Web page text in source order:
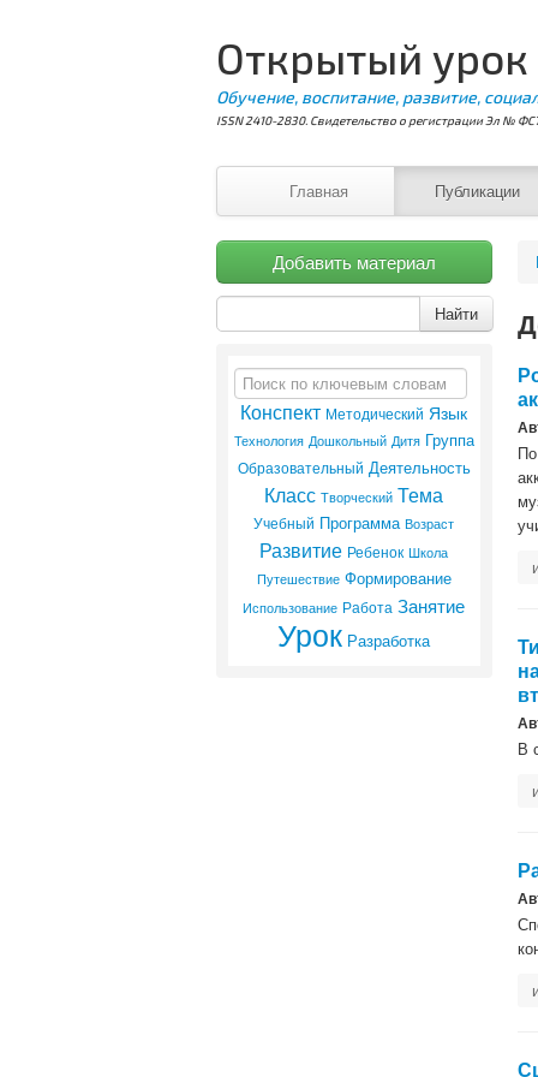
Открытый урок
Обучение, воспитание, развитие,
ISSN 2410-2830. Свидетельство о регистрации Эл №
Главная Публикации
Добавить материал
Найти
Конспект Методический Язык
Технология Дошкольный Дитя Группа
Образовательный Деятельность
Класс Творческий Тема
Учебный Программа Возраст
Развитие Ребенок Школа
Путешествие Формирование
Использование Работа Занятие
Урок Разработка
В